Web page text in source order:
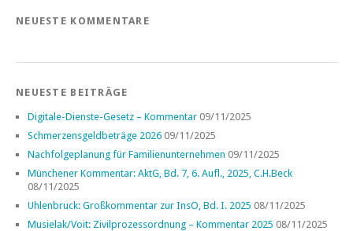
NEUESTE KOMMENTARE
NEUESTE BEITRÄGE
Digitale-Dienste-Gesetz – Kommentar 09/11/2025
Schmerzensgeldbeträge 2026 09/11/2025
Nachfolgeplanung für Familienunternehmen 09/11/2025
Münchener Kommentar: AktG, Bd. 7, 6. Aufl., 2025, C.H.Beck
08/11/2025
Uhlenbruck: Großkommentar zur InsO, Bd. I. 2025 08/11/2025
Musielak/Voit: Zivilprozessordnung – Kommentar 2025 08/11/2025